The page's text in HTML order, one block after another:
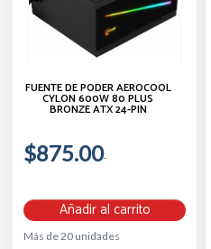
FUENTE DE PODER AEROCOOL
CYLON 600W 80 PLUS
BRONZE ATX 24-PIN
$875.00
Añadir al carrito
Más de 20 unidades